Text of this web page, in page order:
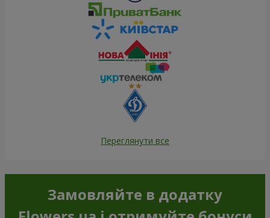
Переглянути все
Замовляйте в додатку